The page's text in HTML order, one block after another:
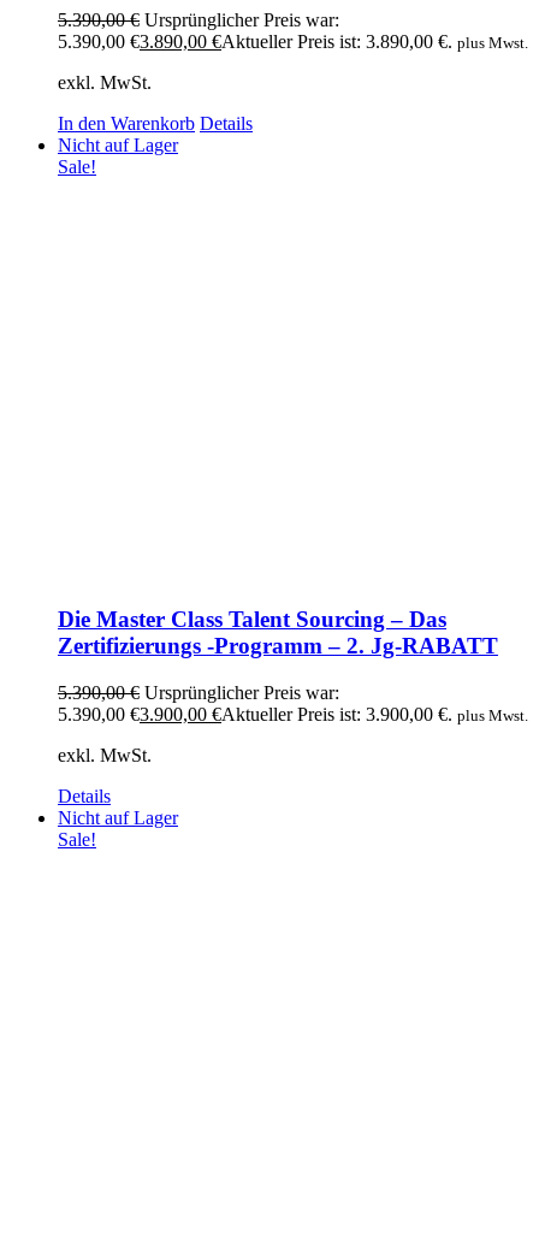
5.390,00€ Ursprünglicher Preis war:
5.390,00 €3.890,00 €Aktueller Preis ist: 3.890,00 €. plus Mwst.
exkl. MwSt.
In den Warenkorb Details
Nicht auf Lager
Sale!
Die Master Class Talent Sourcing – Das
Zertifizierungs -Programm – 2. Jg-RABATT
5.390,00€ Ursprünglicher Preis war:
5.390,00 €3.900,00 €Aktueller Preis ist: 3.900,00 €. plus Mwst.
exkl. MwSt.
Details
Nicht auf Lager
Sale!